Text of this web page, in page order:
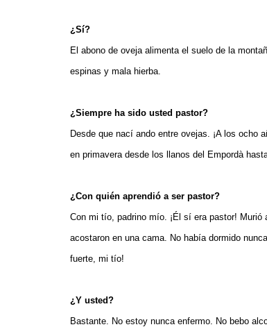
¿Sí?
El abono de oveja alimenta el suelo de la
espinas y mala hierba.
¿Siempre ha sido usted pastor?
Desde que nací ando entre ovejas. ¡A los ocho
en primavera desde los llanos del Empordà
¿Con quién aprendió a ser pastor?
Con mi tío, padrino mío. ¡Él sí era pastor!
acostaron en una cama. No había dormido
fuerte, mi tío!
¿Y usted?
Bastante. No estoy nunca enfermo. No bebo